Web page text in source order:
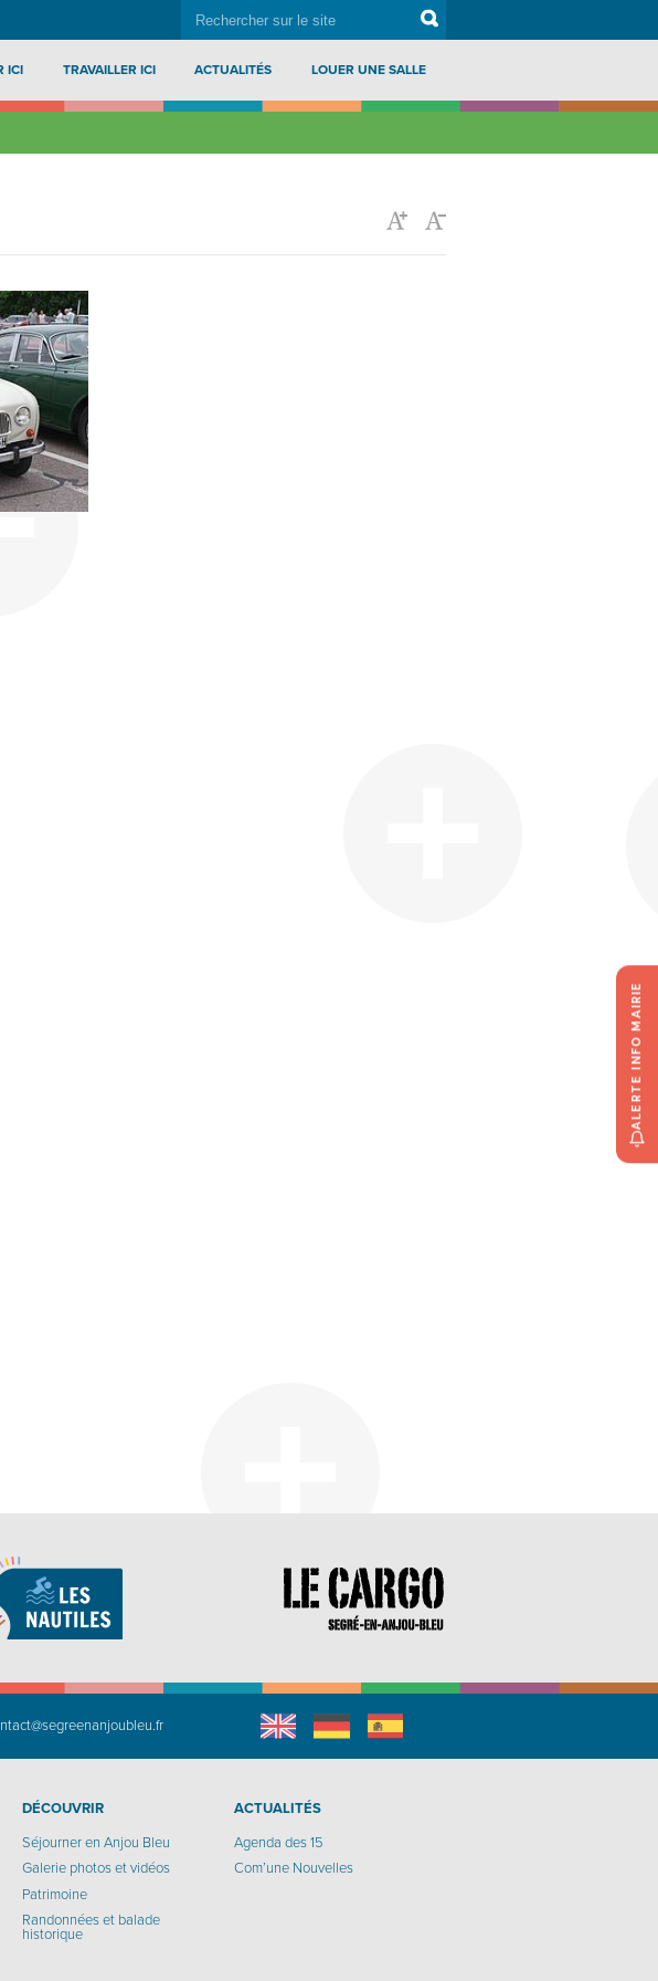
sur
Search
ICI TRAVAILLER ICI ACTUALITÉS LOUER UNE SALLE
English Allemandespagnol
DÉCOUVRIR
Séjourner en Anjou Bleu
Galerie photos et vidéos
Patrimoine
Randonnées et balade
historique
ACTUALITÉS
Agenda des 15
Com’une Nouvelles
ALERTE INFO MAIRIE